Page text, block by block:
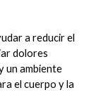
a reducir el
dolores
un ambiente
el cuerpo y la